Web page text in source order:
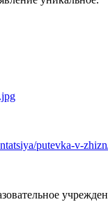
putevka-v-